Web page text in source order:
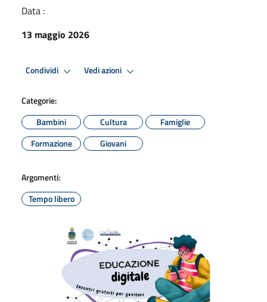
Data :
13 maggio 2026
Condividi Vedi azioni
Categorie:
Bambini
Cultura
Famiglie
Formazione
Giovani
Argomenti:
Tempo libero